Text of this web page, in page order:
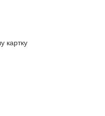
картку